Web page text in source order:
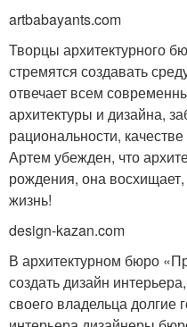
artbabayants.com
Творцы архитектурного
стремятся создавать
отвечает всем
архитектуры и дизайна,
рациональности,
Артем убежден, что
рождения, она
жизнь!
design-kazan.com
В архитектурном бюро
создать дизайн
своего владельца долгие